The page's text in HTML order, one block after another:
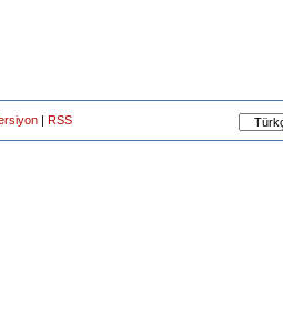
| RSS